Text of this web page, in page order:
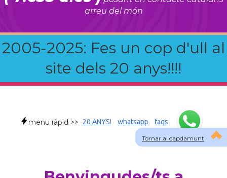
arreu del món
2005-2025: Fes un cop d'ull al
site dels 20 anys!!!!
Tornar al capdamunt
menu ràpid >> 20 ANYS! whatsapp faqs